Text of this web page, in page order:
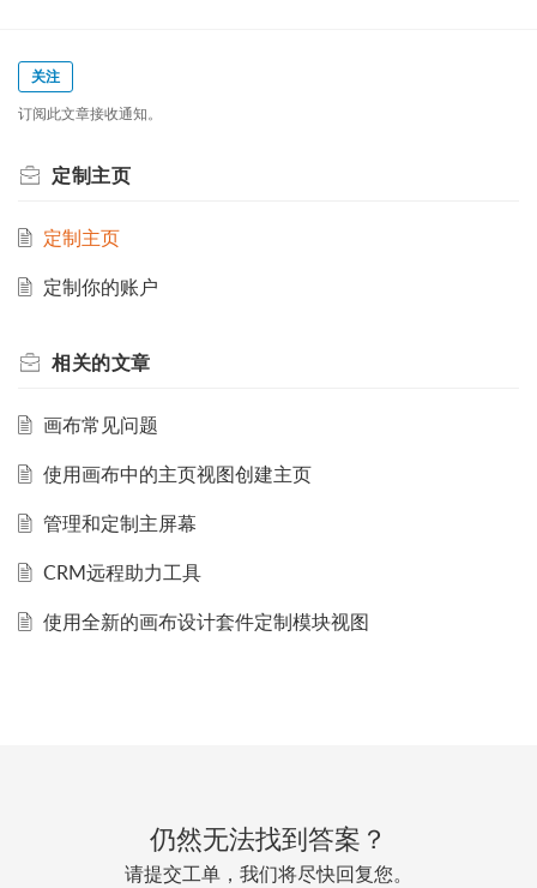
关注
订阅此文章接收通知。
定制主页
定制主页
定制你的账户
相关的文章
画布常见问题
使用画布中的主页视图创建主页
管理和定制主屏幕
CRM远程助力工具
使用全新的画布设计套件定制模块视图
仍然无法找到答案？
请提交工单，我们将尽快回复您。